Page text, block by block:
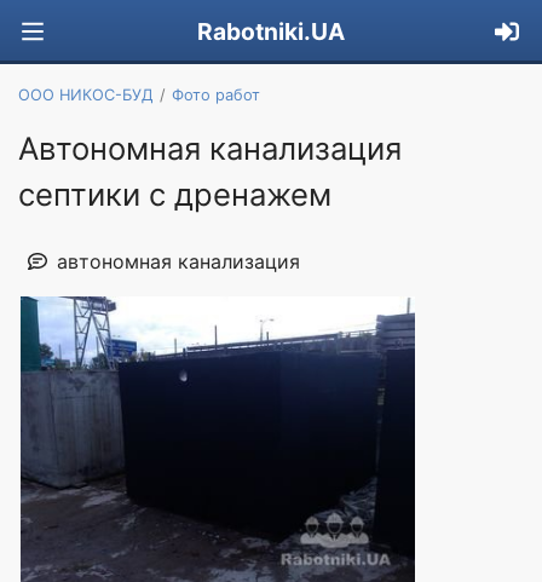
Rabotniki.UA
ООО НИКОС-БУД Фото работ
Автономная канализация
септики с дренажем
автономная канализация